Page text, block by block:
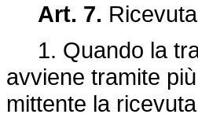
Art. 7.
1. Quando la
avviene tramite
mittente la